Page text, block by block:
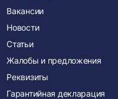
Вакансии
Новости
Статьи
Жалобы и предложения
Реквизиты
Гарантийная декларация